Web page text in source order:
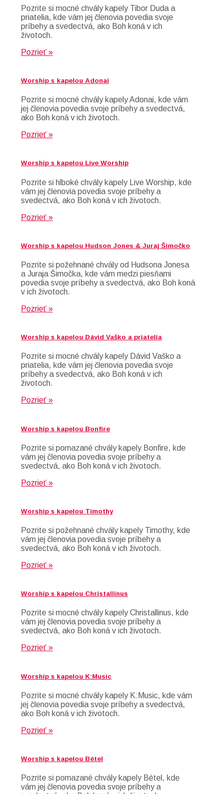
Pozrite si mocné chvály kapely Tibor Duda a
priatelia, kde vám jej členovia povedia svoje
príbehy a svedectvá, ako Boh koná v ich
životoch.
Pozrieť »
Worship s kapelou Adonai
Pozrite si mocné chvály kapely Adonai, kde vám
jej členovia povedia svoje príbehy a svedectvá,
ako Boh koná v ich životoch.
Pozrieť »
Worship s kapelou Live Worship
Pozrite si hlboké chvály kapely Live Worship, kde
vám jej členovia povedia svoje príbehy a
svedectvá, ako Boh koná v ich životoch.
Pozrieť »
Worship s kapelou Hudson Jones & Juraj Šimočko
Pozrite si požehnané chvály od Hudsona Jonesa
a Juraja Šimočka, kde vám medzi piesňami
povedia svoje príbehy a svedectvá, ako Boh koná
v ich životoch.
Pozrieť »
Worship s kapelou Dávid Vaško a priatelia
Pozrite si mocné chvály kapely Dávid Vaško a
priatelia, kde vám jej členovia povedia svoje
príbehy a svedectvá, ako Boh koná v ich
životoch.
Pozrieť »
Worship s kapelou Bonfire
Pozrite si pomazané chvály kapely Bonfire, kde
vám jej členovia povedia svoje príbehy a
svedectvá, ako Boh koná v ich životoch.
Pozrieť »
Worship s kapelou Timothy
Pozrite si požehnané chvály kapely Timothy, kde
vám jej členovia povedia svoje príbehy a
svedectvá, ako Boh koná v ich životoch.
Pozrieť »
Worship s kapelou Christallinus
Pozrite si mocné chvály kapely Christallinus, kde
vám jej členovia povedia svoje príbehy a
svedectvá, ako Boh koná v ich životoch.
Pozrieť »
Worship s kapelou K:Music
Pozrite si mocné chvály kapely K:Music, kde vám
jej členovia povedia svoje príbehy a svedectvá,
ako Boh koná v ich životoch.
Pozrieť »
Worship s kapelou Bétel
Pozrite si pomazané chvály kapely Bétel, kde
vám jej členovia povedia svoje príbehy a